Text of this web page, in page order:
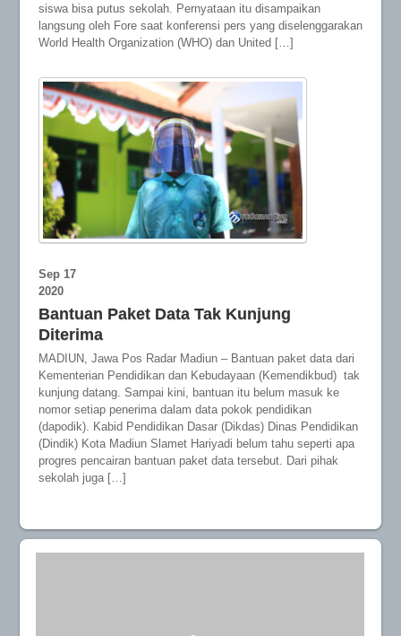
siswa bisa putus sekolah. Pernyataan itu disampaikan
langsung oleh Fore saat konferensi pers yang diselenggarakan
World Health Organization (WHO) dan United […]
Sep 17
2020
Bantuan Paket Data Tak Kunjung
Diterima
MADIUN, Jawa Pos Radar Madiun – Bantuan paket data dari
Kementerian Pendidikan dan Kebudayaan (Kemendikbud) tak
kunjung datang. Sampai kini, bantuan itu belum masuk ke
nomor setiap penerima dalam data pokok pendidikan
(dapodik). Kabid Pendidikan Dasar (Dikdas) Dinas Pendidikan
(Dindik) Kota Madiun Slamet Hariyadi belum tahu seperti apa
progres pencairan bantuan paket data tersebut. Dari pihak
sekolah juga […]